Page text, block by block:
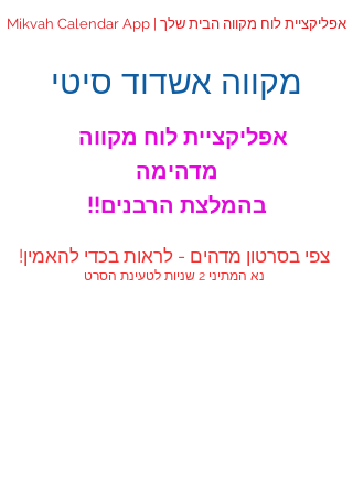
Mikvah Calendar App | אפליקציית לוח מקווה הבית שלך
מקווה אשדוד סיטי
מדהימה
!!בהמלצת הרבנים
!צפי בסרטון מדהים - לראות בכדי להאמין
נא המתיני 2 שניות לטעינת הסרט